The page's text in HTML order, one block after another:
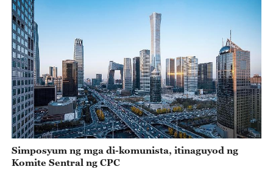
Simposyum ng mga di-komunista, itinaguyod ng
Komite Sentral ng CPC